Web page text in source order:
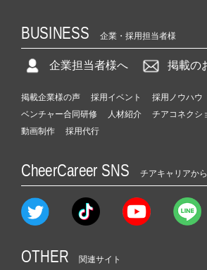
BUSINESS 企業・採用担当者様
企業担当者様へ 掲載の
掲載企業様の声 採用イベント 採用ノウハウ
ベンチャー合同研修
人材紹介 チアコネクシ
動画制作
採用代行
CheerCareer SNS チアキャリアか
OTHER 関連サイト